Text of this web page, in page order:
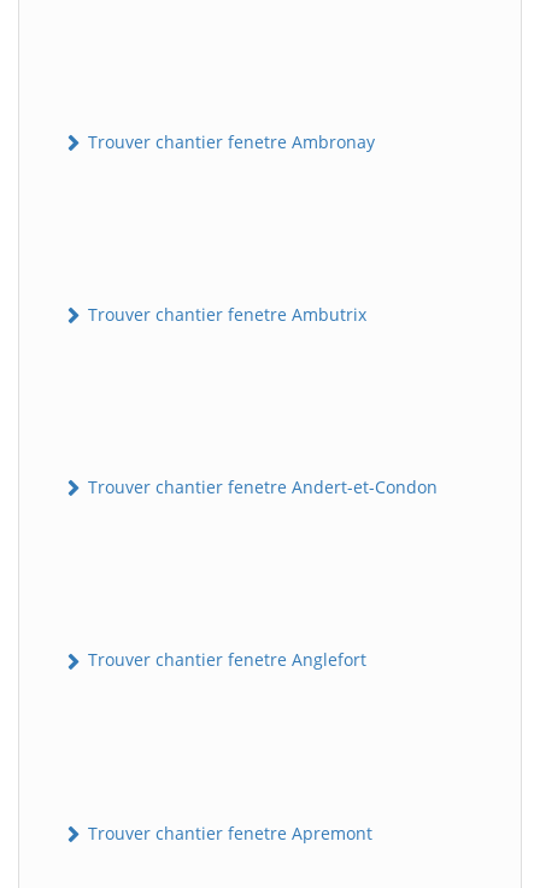
Trouver chantier fenetre Ambronay
Trouver chantier fenetre Ambutrix
Trouver chantier fenetre Andert-et-Condon
Trouver chantier fenetre Anglefort
Trouver chantier fenetre Apremont